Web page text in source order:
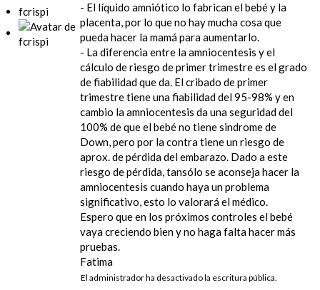
fcrispi
- El líquido amniótico lo fabrican el bebé y la
placenta, por lo que no hay mucha cosa que
pueda hacer la mamá para aumentarlo.
- La diferencia entre la amniocentesis y el
cálculo de riesgo de primer trimestre es el grado
de fiabilidad que da. El cribado de primer
trimestre tiene una fiabilidad del 95-98% y en
cambio la amniocentesis da una seguridad del
100% de que el bebé no tiene sindrome de
Down, pero por la contra tiene un riesgo de
aprox. de pérdida del embarazo. Dado a este
riesgo de pérdida, tansólo se aconseja hacer la
amniocentesis cuando haya un problema
significativo, esto lo valorará el médico.
Espero que en los próximos controles el bebé
vaya creciendo bien y no haga falta hacer más
pruebas.
Fatima
El administrador ha desactivado la escritura pública.